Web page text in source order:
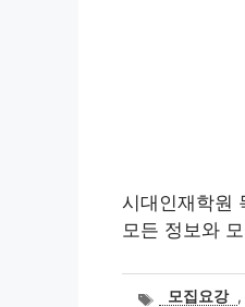
시대인재학원
모든 정보와
태모집요강 ,